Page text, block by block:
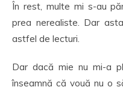
În rest, multe mi s-au
prea nerealiste. Dar
astfel de lecturi.
Dar dacă mie nu mi-a
înseamnă că vouă nu o